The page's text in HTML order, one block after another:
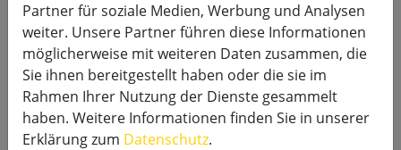
SmartFlame LED Kerze Echtwachs
8x13 cm elfenbein fernbedienbar
glatt
Partner für soziale Medien, Werbung und Analysen
weiter. Unsere Partner führen diese Informationen
möglicherweise mit weiteren Daten zusammen, die
Sie ihnen bereitgestellt haben oder die sie im
Rahmen Ihrer Nutzung der Dienste gesammelt
haben. Weitere Informationen finden Sie in unserer
Erklärung zum Datenschutz.